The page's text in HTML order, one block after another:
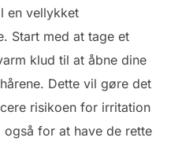
en vellykket
Start med at tage et
klud til at åbne dine
Dette vil gøre det
risikoen for irritation
for at have de rette